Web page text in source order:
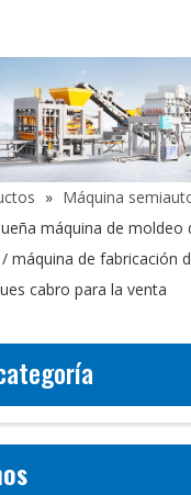
» Máquina
máquina de moldeo
máquina de fabricación
cabro para la venta